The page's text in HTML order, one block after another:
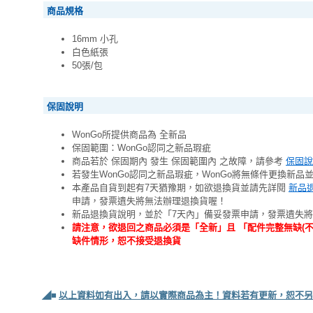
商品規格
16mm 小孔
白色紙張
50張/包
保固說明
WonGo所提供商品為 全新品
保固範圍：WonGo認同之新品瑕疵
商品若於 保固期內 發生 保固範圍內 之故障，請參考 保固
若發生WonGo認同之新品瑕疵，WonGo將無條件更換新品
本產品自貨到起有7天猶豫期，如欲退換貨並請先詳閱 新品
申請，發票遺失將無法辦理退換貨喔！
新品退換貨說明，並於「7天內」備妥發票申請，發票遺失
請注意，欲退回之商品必須是「全新」且 「配件完整無缺(
缺件情形，恕不接受退換貨
◢■ 以上資料如有出入，請以實際商品為主！資料若有更新，恕不